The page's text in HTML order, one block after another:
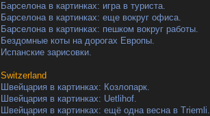
Барселона в картинках: игра в туриста.
Барселона в картинках: еще вокруг офиса.
Барселона в картинках: пешком вокруг работы.
Бездомные коты на дорогах Европы.
Испанские зарисовки.
Switzerland
Швейцария в картинках: Козлопарк.
Швейцария в картинках: Uetlihof.
Швейцария в картинках: ещё одна весна в Triemli.